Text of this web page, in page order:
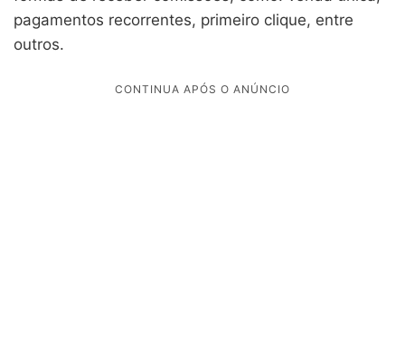
pagamentos recorrentes, primeiro clique, entre
outros.